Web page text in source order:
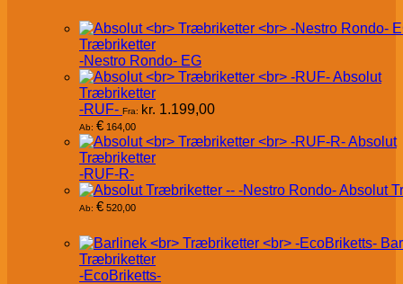
Træbriketter
-Nestro Rondo- EG
Absolut
Træbriketter
-RUF- Fra: kr. 1.199,00
Ab: € 164,00
Absolut
Træbriketter
-RUF-R-
Absolut
Ab: € 520,00
Træbriketter
-EcoBriketts-